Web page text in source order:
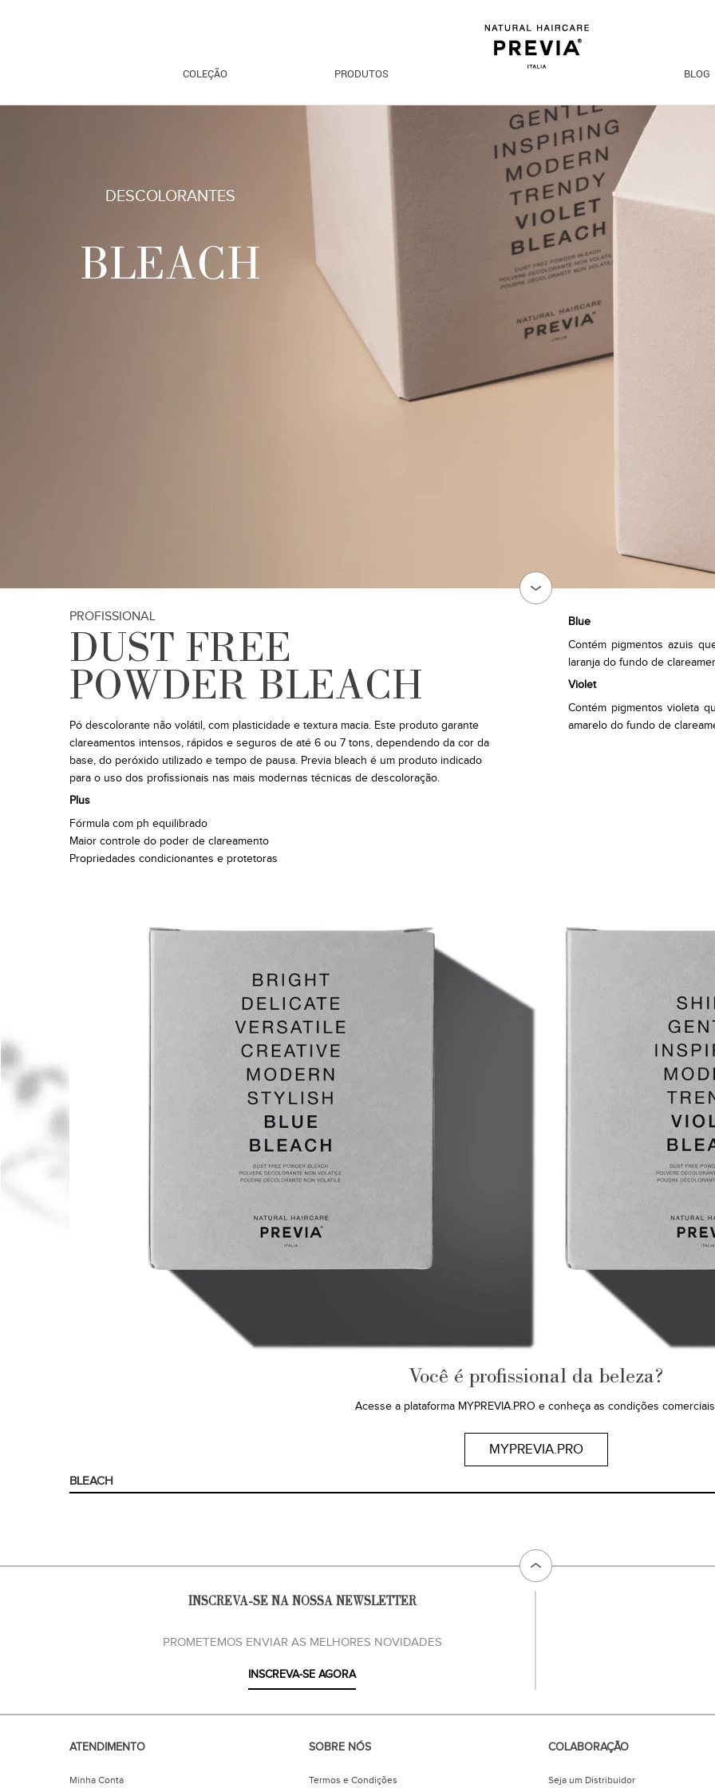
COLEÇÃO PRODUTOS BLOG
DESCOLORANTES
BLEACH
PROFISSIONAL
DUST FREE
POWDER BLEACH
Pó descolorante não volátil, com plasticidade e textura macia. Este produto garante
clareamentos intensos, rápidos e seguros de até 6 ou 7 tons, dependendo da cor da
base, do peróxido utilizado e tempo de pausa. Previa bleach é um produto indicado
para o uso dos profissionais nas mais modernas técnicas de descoloração.
Plus
Fórmula com ph equilibrado
Maior controle do poder de clareamento
Propriedades condicionantes e protetoras
Blue
Contém pigmentos azuis
laranja do fundo de
Violet
Contém pigmentos violeta
amarelo do fundo de
Você é profissional da beleza?
Acesse a plataforma MYPREVIA.PRO e conheça as condições
BLEACH
INSCREVA-SE NA NOSSA NEWSLETTER
PROMETEMOS ENVIAR AS MELHORES NOVIDADES
INSCREVA-SE AGORA
ATENDIMENTO
Minha Conta
SOBRE NÓS
Termos e Condições
COLABORAÇÃO
Seja um Distribuidor